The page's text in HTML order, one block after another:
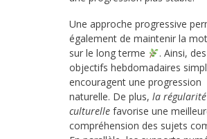
Une approche progressive
également de maintenir la
sur le long terme
. Ainsi, des
objectifs hebdomadaires
encouragent une progression
naturelle. De plus, la régularité
culturelle favorise une
compréhension des sujets